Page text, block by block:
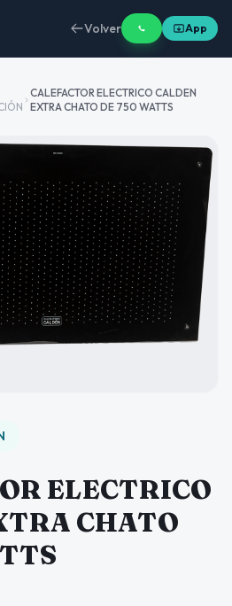
Volver App
CALEFACTOR ELECTRICO CALDEN
EXTRA CHATO DE 750 WATTS
ELECTRICO
CHATO